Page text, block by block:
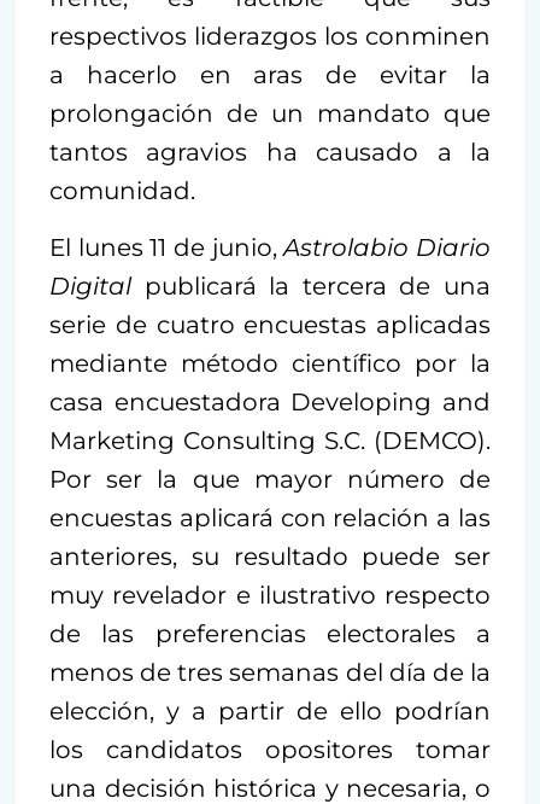
respectivos liderazgos los conminen
a hacerlo en aras de evitar la
prolongación de un mandato que
tantos agravios ha causado a la
comunidad.
El lunes 11 de junio,Astrolabio Diario
Digitalpublicará la tercera de una
serie de cuatro encuestas aplicadas
mediante método científico por la
casa encuestadora Developing and
Marketing Consulting S.C. (DEMCO).
Por ser la que mayor número de
encuestas aplicará con relación a las
anteriores, su resultado puede ser
muy revelador e ilustrativo respecto
de las preferencias electorales a
menos de tres semanas del día de la
elección, y a partir de ello podrían
los candidatos opositores tomar
una decisión histórica y necesaria, o